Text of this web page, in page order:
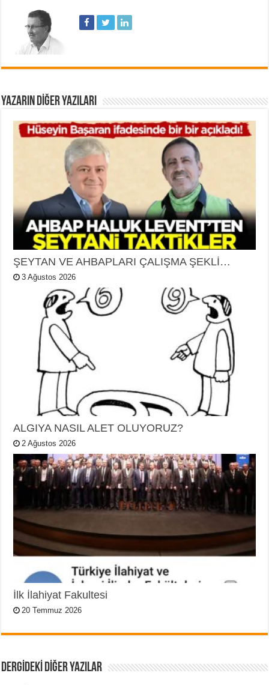
YAZARIN DIĞER YAZILARI
ŞEYTAN VE AHBAPLARI ÇALIŞMA ŞEKLİ…
3 Ağustos 2026
ALGIYA NASIL ALET OLUYORUZ?
2 Ağustos 2026
İlk İlahiyat Fakultesi
20 Temmuz 2026
DERGİDEKİ DİĞER YAZILAR